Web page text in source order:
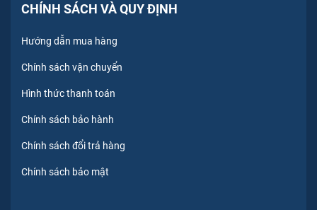
CHÍNH SÁCH VÀ QUY ĐỊNH
Hướng dẫn mua hàng
Chính sách vận chuyển
Hình thức thanh toán
Chính sách bảo hành
Chính sách đổi trả hàng
Chính sách bảo mật